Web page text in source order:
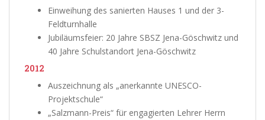
Einweihung des sanierten Hauses 1 und der 3-
Feldturnhalle
Jubiläumsfeier: 20 Jahre SBSZ Jena-Göschwitz und
40 Jahre Schulstandort Jena-Göschwitz
2012
Auszeichnung als „anerkannte UNESCO-
Projektschule“
„Salzmann-Preis“ für engagierten Lehrer Herrn